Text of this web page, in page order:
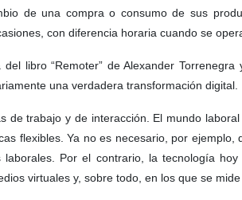
de una compra o consumo de sus
con diferencia horaria cuando se
libro “Remoter” de Alexander
una verdadera transformación digital.
de trabajo y de interacción. El mundo
flexibles. Ya no es necesario, por
Por el contrario, la tecnología
virtuales y, sobre todo, en los que se